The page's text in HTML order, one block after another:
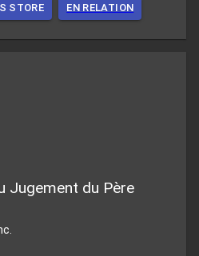
STORE EN RELATION
Jugement du Père